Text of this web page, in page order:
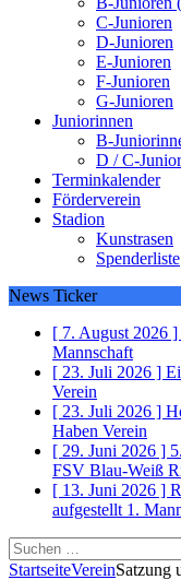
C-Junioren
D-Junioren
E-Junioren
F-Junioren
G-Junioren
Juniorinnen
B-
D / C-
Terminkalender
Förderverein
Stadion
Kunstrasen
Spenderliste
News Ticker
[ 7. August 2026 ]
Mannschaft
[ 23. Juli 2026 ]
Verein
[ 23. Juli 2026 ]
Haben Verein
[ 29. Juni 2026 ]
FSV Blau-Weiß
[ 13. Juni 2026 ]
aufgestellt 1.
Suchen
nach:
StartseiteVereinSatzung